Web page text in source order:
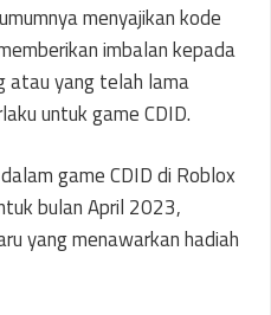
menyajikan kode
imbalan kepada
atau yang telah lama
untuk game CDID.
game CDID di Roblox
bulan April 2023,
yang menawarkan hadiah